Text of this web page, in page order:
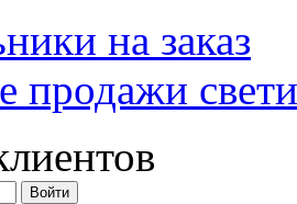
на заказ
продажи